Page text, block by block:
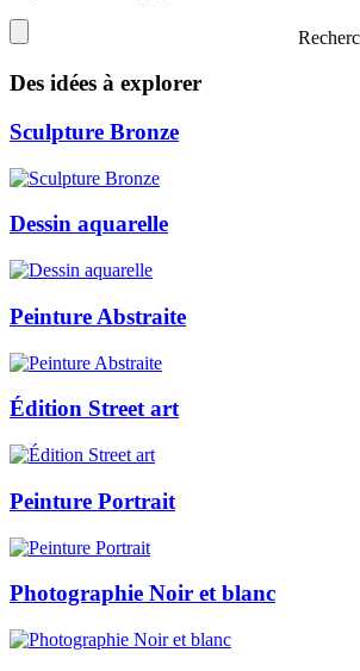
Des idées à explorer
Sculpture Bronze
Dessin aquarelle
Peinture Abstraite
Édition Street art
Peinture Portrait
Photographie Noir et blanc